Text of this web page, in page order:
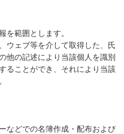
を範囲とします。
ウェブ等を介して取得した、氏
他の記述により当該個人を識別
ることができ、それにより当該
などでの名簿作成・配布および